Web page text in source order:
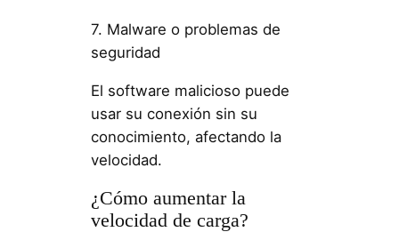
7. Malware o problemas de
seguridad
El software malicioso puede
usar su conexión sin su
conocimiento, afectando la
velocidad.
¿Cómo aumentar la
velocidad de carga?